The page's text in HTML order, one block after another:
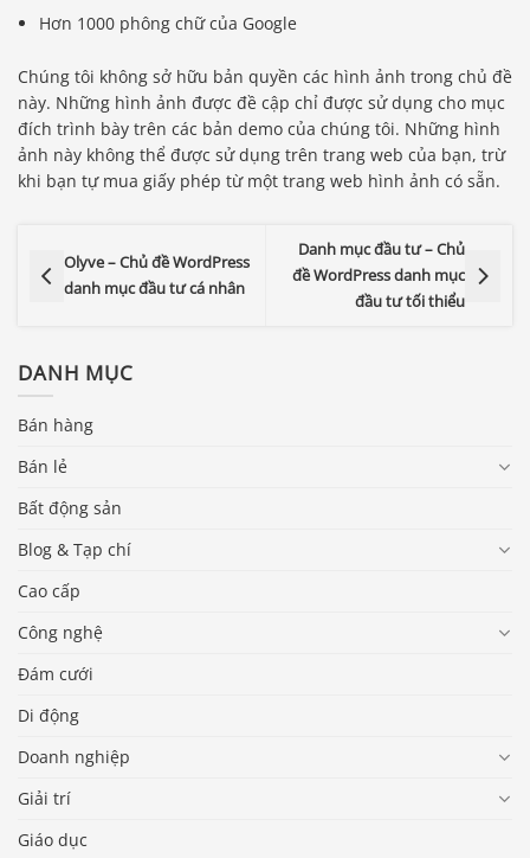
Hơn 1000 phông chữ của Google
Chúng tôi không sở hữu bản quyền các hình ảnh trong chủ đề
này. Những hình ảnh được đề cập chỉ được sử dụng cho mục
đích trình bày trên các bản demo của chúng tôi. Những hình
ảnh này không thể được sử dụng trên trang web của bạn, trừ
khi bạn tự mua giấy phép từ một trang web hình ảnh có sẵn.
Olyve – Chủ đề WordPress
danh mục đầu tư cá nhân
Danh mục đầu tư – Chủ
đề WordPress danh mục
đầu tư tối thiểu
DANH MỤC
Bán hàng
Bán lẻ
Bất động sản
Blog & Tạp chí
Cao cấp
Công nghệ
Đám cưới
Di động
Doanh nghiệp
Giải trí
Giáo dục